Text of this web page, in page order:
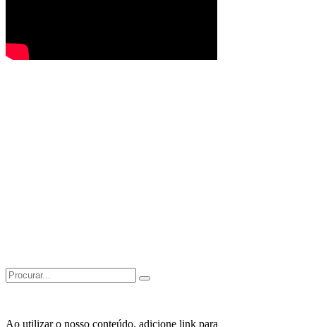
Search
for:
Ao utilizar o nosso conteúdo, adicione link para